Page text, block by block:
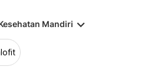
Mandiri keyboard_arrow_down